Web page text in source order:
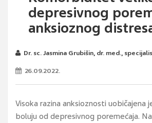
depresivnog
anksioznog
Dr. sc. Jasmina Grubišin, dr. med.,
26.09.2022.
Visoka razina anksioznosti uobičajena
boluju od depresivnog poremećaja.